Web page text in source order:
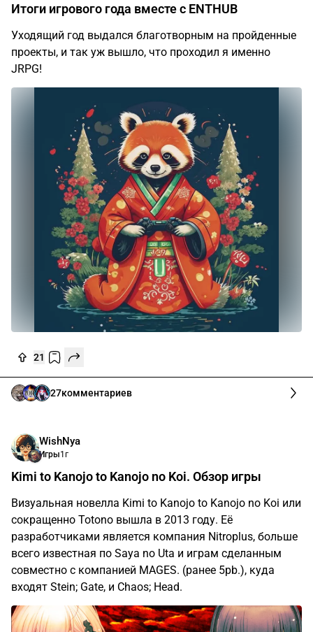
Итоги игрового года вместе c ENTHUB
Уходящий год выдался благотворным на пройденные
проекты, и так уж вышло, что проходил я именно
JRPG!
21
27комментариев
WishNya
Игры1г
Kimi to Kanojo to Kanojo no Koi. Обзор игры
Визуальная новелла Kimi to Kanojo to Kanojo no Koi или
сокращенно Totono вышла в 2013 году. Её
разработчиками является компания Nitroplus, больше
всего известная по Saya no Uta и играм сделанным
совместно с компанией MAGES. (ранее 5pb.), куда
входят Stein; Gate, и Chaos; Head.